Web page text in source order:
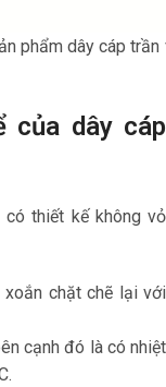
phẩm dây cáp
của dây cáp
có thiết kế không vỏ
chặt chẽ lại với
cạnh đó là có nhiệt